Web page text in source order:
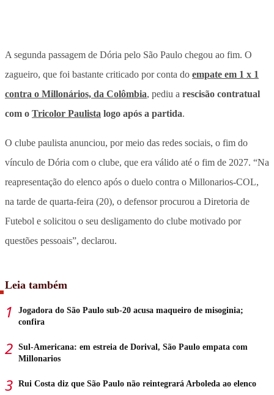
A segunda passagem de Dória pelo São Paulo chegou ao fim. O
zagueiro, que foi bastante criticado por conta do empate em 1 x 1
contra o Millonários, da Colômbia, pediu a rescisão contratual
com o Tricolor Paulista logo após a partida.
O clube paulista anunciou, por meio das redes sociais, o fim do
vínculo de Dória com o clube, que era válido até o fim de 2027. “Na
reapresentação do elenco após o duelo contra o Millonarios-COL,
na tarde de quarta-feira (20), o defensor procurou a Diretoria de
Futebol e solicitou o seu desligamento do clube motivado por
questões pessoais”, declarou.
Leia também
Jogadora do São Paulo sub-20 acusa maqueiro de misoginia;
confira
Sul-Americana: em estreia de Dorival, São Paulo empata com
Millonarios
Rui Costa diz que São Paulo não reintegrará Arboleda ao elenco